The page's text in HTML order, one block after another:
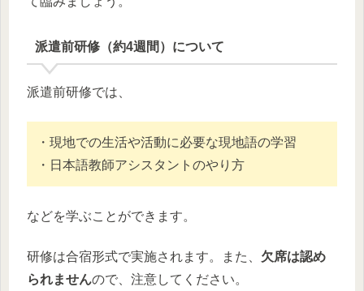
派遣前研修（約4週間）について
派遣前研修では、
・現地での生活や活動に必要な現地語の学習
・日本語教師アシスタントのやり方
などを学ぶことができます。
研修は合宿形式で実施されます。また、 欠席は認め
られませんので、注意してください。